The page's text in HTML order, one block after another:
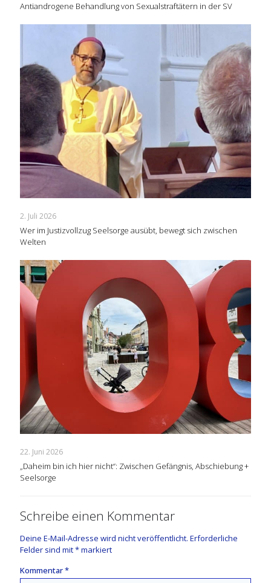
Antiandrogene Behandlung von Sexualstraftätern in der SV
2. Juli 2026
Wer im Justizvollzug Seelsorge ausübt, bewegt sich zwischen
Welten
22. Juni 2026
„Daheim bin ich hier nicht“: Zwischen Gefängnis, Abschiebung +
Seelsorge
Schreibe einen Kommentar
Deine E-Mail-Adresse wird nicht veröffentlicht. Erforderliche
Felder sind mit*markiert
Kommentar*